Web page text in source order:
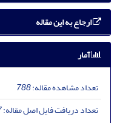
ارجاع به این مقاله
آمار
تعداد مشاهده مقاله:788
تعداد دریافت فایل اصل مقاله: